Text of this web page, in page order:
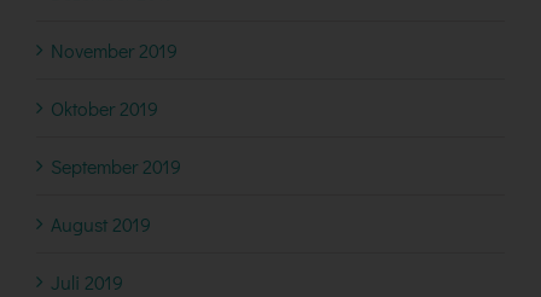
November 2019
Oktober 2019
September 2019
August 2019
Juli 2019